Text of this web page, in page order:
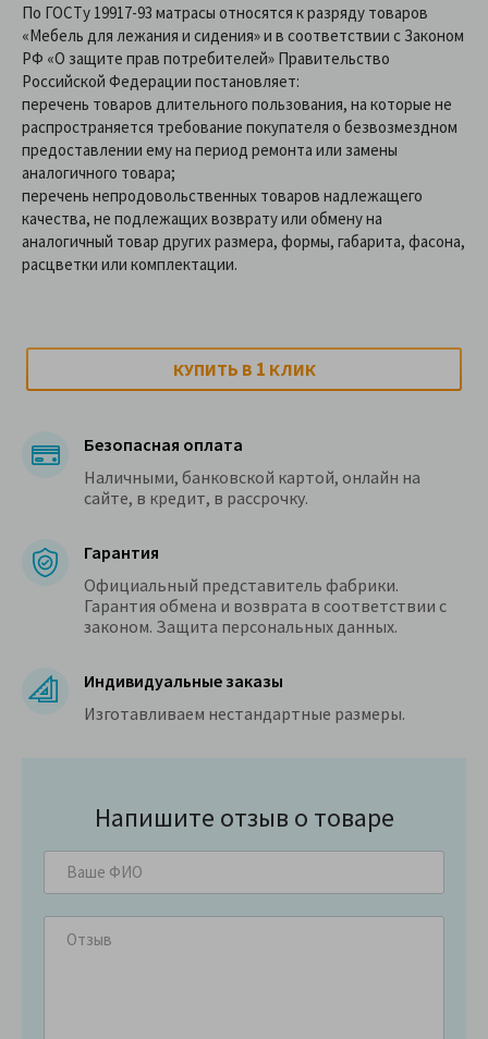
По ГОСТу 19917-93 матрасы относятся к разряду товаров
«Мебель для лежания и сидения» и в соответствии с Законом
РФ «О защите прав потребителей» Правительство
Российской Федерации постановляет:
перечень товаров длительного пользования, на которые не
распространяется требование покупателя о безвозмездном
предоставлении ему на период ремонта или замены
аналогичного товара;
перечень непродовольственных товаров надлежащего
качества, не подлежащих возврату или обмену на
аналогичный товар других размера, формы, габарита, фасона,
расцветки или комплектации.
КУПИТЬ В 1 КЛИК
Безопасная оплата
Наличными, банковской картой, онлайн на
сайте, в кредит, в рассрочку.
Гарантия
Официальный представитель фабрики.
Гарантия обмена и возврата в соответствии с
законом. Защита персональных данных.
Индивидуальные заказы
Изготавливаем нестандартные размеры.
Напишите отзыв о товаре